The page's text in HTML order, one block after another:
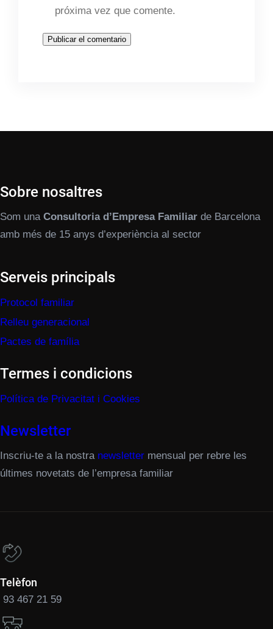
próxima vez que comente.
Sobre nosaltres
Som una Consultoria d’Empresa Familiar de Barcelona
amb més de 15 anys d’experiència al sector
Serveis principals
Protocol familiar
Relleu generacional
Pactes de família
Termes i condicions
Política de Privacitat i Cookies
Newsletter
Inscriu-te a la nostra newsletter mensual per rebre les
últimes novetats de l’empresa familiar
Telèfon
93 467 21 59